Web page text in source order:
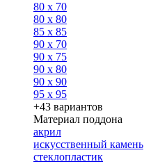
80 x 70
80 x 80
85 x 85
90 x 70
90 x 75
90 x 80
90 x 90
95 x 95
+43 вариантов
Материал поддона
акрил
искусственный камень
стеклопластик